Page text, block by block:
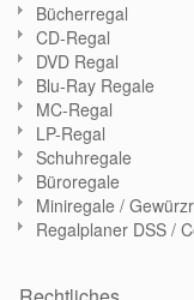
Bücherregal
CD-Regal
DVD Regal
Blu-Ray Regale
MC-Regal
LP-Regal
Schuhregale
Büroregale
Miniregale /
Regalplaner DSS /